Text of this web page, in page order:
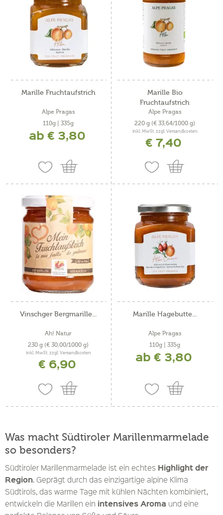
Marille Fruchtaufstrich
Alpe Pragas
110g | 335g
ab € 3,80
Marille Bio
Fruchtaufstrich
Alpe Pragas
220 g (€ 33,64/1000 g)
inkl. MwSt. zzgl. Versandkosten
€ 7,40
Vinschger Bergmarille...
Ah! Natur
230 g (€ 30,00/1000 g)
inkl. MwSt. zzgl. Versandkosten
€ 6,90
Marille Hagebutte...
Alpe Pragas
110g | 335g
ab € 3,80
Was macht Südtiroler Marillenmarmelade
so besonders?
Südtiroler Marillenmarmelade ist ein echtes Highlight der
Region. Geprägt durch das einzigartige alpine Klima
Südtirols, das warme Tage mit kühlen Nächten kombiniert,
entwickeln die Marillen ein intensives Aroma und eine